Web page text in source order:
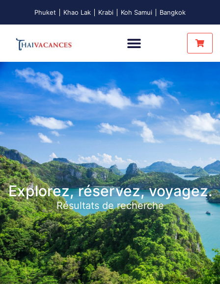
Phuket Khao Lak Krabi Koh Samui Bangkok
Explorez, réservez, voyagez.
Résultats de recherche